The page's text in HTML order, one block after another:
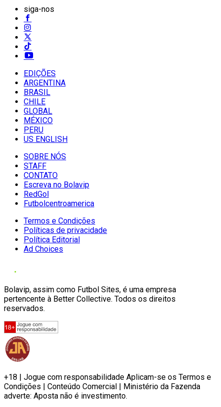
siga-nos
EDIÇÕES
ARGENTINA
BRASIL
CHILE
GLOBAL
MÉXICO
PERU
US ENGLISH
SOBRE NÓS
STAFF
CONTATO
Escreva no Bolavip
RedGol
Futbolcentroamerica
Termos e Condições
Políticas de privacidade
Política Editorial
Ad Choices
Bolavip, assim como Futbol Sites, é uma empresa
pertencente à Better Collective. Todos os direitos
reservados.
+18 | Jogue com responsabilidade Aplicam-se os Termos e
Condições | Conteúdo Comercial | Ministério da Fazenda
adverte: Aposta não é investimento.